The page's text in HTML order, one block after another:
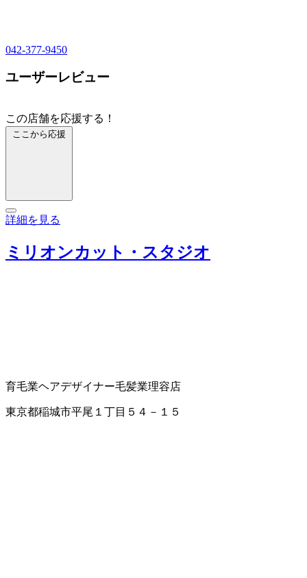
042-377-9450
ユーザーレビュー
この店舗を応援する！
ここから応援
詳細を見る
ミリオンカット・スタジオ
育毛業ヘアデザイナー毛髪業理容店
東京都稲城市平尾１丁目５４－１５